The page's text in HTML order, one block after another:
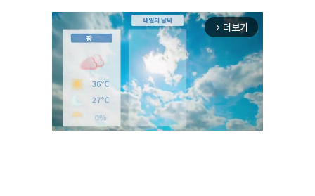
arrow_forward_ios 더보기